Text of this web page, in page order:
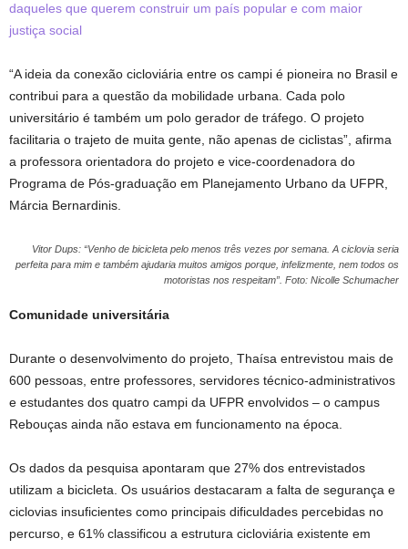
daqueles que querem construir um país popular e com maior
justiça social
“A ideia da conexão cicloviária entre os campi é pioneira no Brasil e
contribui para a questão da mobilidade urbana. Cada polo
universitário é também um polo gerador de tráfego. O projeto
facilitaria o trajeto de muita gente, não apenas de ciclistas”, afirma
a professora orientadora do projeto e vice-coordenadora do
Programa de Pós-graduação em Planejamento Urbano da UFPR,
Márcia Bernardinis.
Vitor Dups: “Venho de bicicleta pelo menos três vezes por semana. A ciclovia seria
perfeita para mim e também ajudaria muitos amigos porque, infelizmente, nem todos os
motoristas nos respeitam”. Foto: Nicolle Schumacher
Comunidade universitária
Durante o desenvolvimento do projeto, Thaísa entrevistou mais de
600 pessoas, entre professores, servidores técnico-administrativos
e estudantes dos quatro campi da UFPR envolvidos – o campus
Rebouças ainda não estava em funcionamento na época.
Os dados da pesquisa apontaram que 27% dos entrevistados
utilizam a bicicleta. Os usuários destacaram a falta de segurança e
ciclovias insuficientes como principais dificuldades percebidas no
percurso, e 61% classificou a estrutura cicloviária existente em